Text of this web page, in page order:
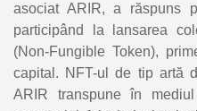
asociat ARIR, a răspuns
participând la lansarea
(Non-Fungible Token),
capital. NFT-ul de tip artă
ARIR transpune în